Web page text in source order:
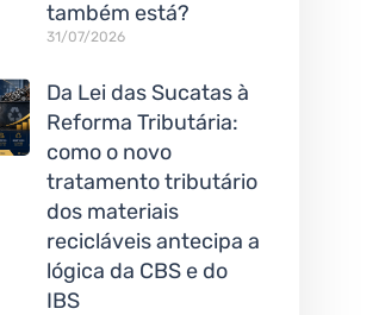
também está?
31/07/2026
Da Lei das Sucatas à
Reforma Tributária:
como o novo
tratamento tributário
dos materiais
recicláveis antecipa a
lógica da CBS e do
IBS